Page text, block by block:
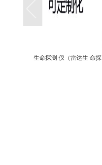
生命探测 仪（雷达生 命探